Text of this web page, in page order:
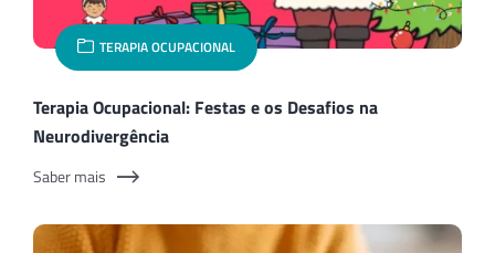
TERAPIA OCUPACIONAL
Terapia Ocupacional: Festas e os Desafios na
Neurodivergência
Saber mais